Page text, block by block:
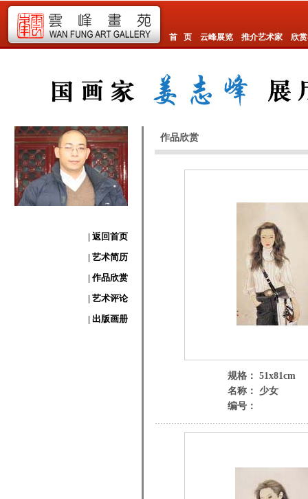
首 页 云峰展览 推介艺术家 欣
| 返回首页
| 艺术简历
| 作品欣赏
| 艺术评论
| 出版画册
作品欣赏
规格： 51x81cm
名称： 少女
编号：